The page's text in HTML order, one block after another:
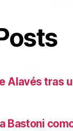
Alavés tras
Bastoni